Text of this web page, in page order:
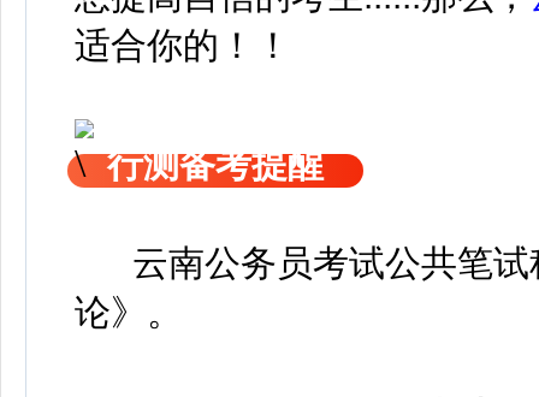
适合你的！！
行测备考提醒
云南公务员考试公共笔试
论》 。